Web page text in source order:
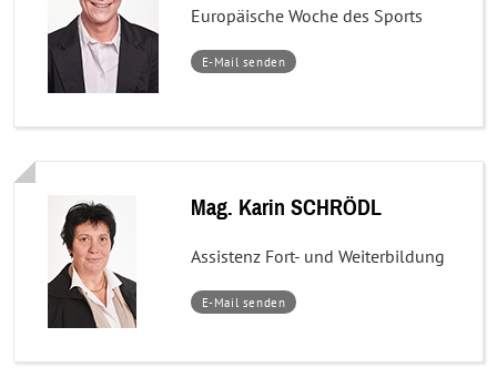
Europäische Woche des Sports
E-Mail senden–
Judith
Mag. Karin SCHRÖDL
Assistenz Fort- und Weiterbildung
E-Mail senden–
Mag.